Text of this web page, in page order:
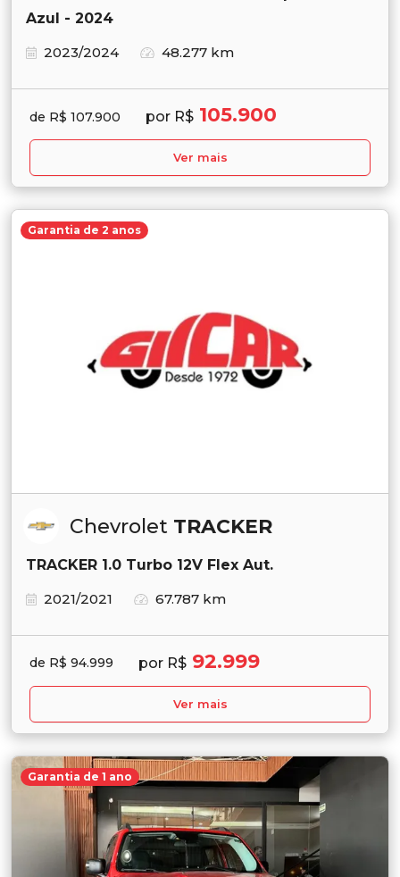
Azul - 2024
2023/2024
48.277 km
de R$ 107.900 por R$ 105.900
Ver mais
Garantia de 2 anos
Chevrolet TRACKER
TRACKER 1.0 Turbo 12V Flex Aut.
2021/2021
67.787 km
de R$ 94.999 por R$ 92.999
Ver mais
Garantia de 1 ano